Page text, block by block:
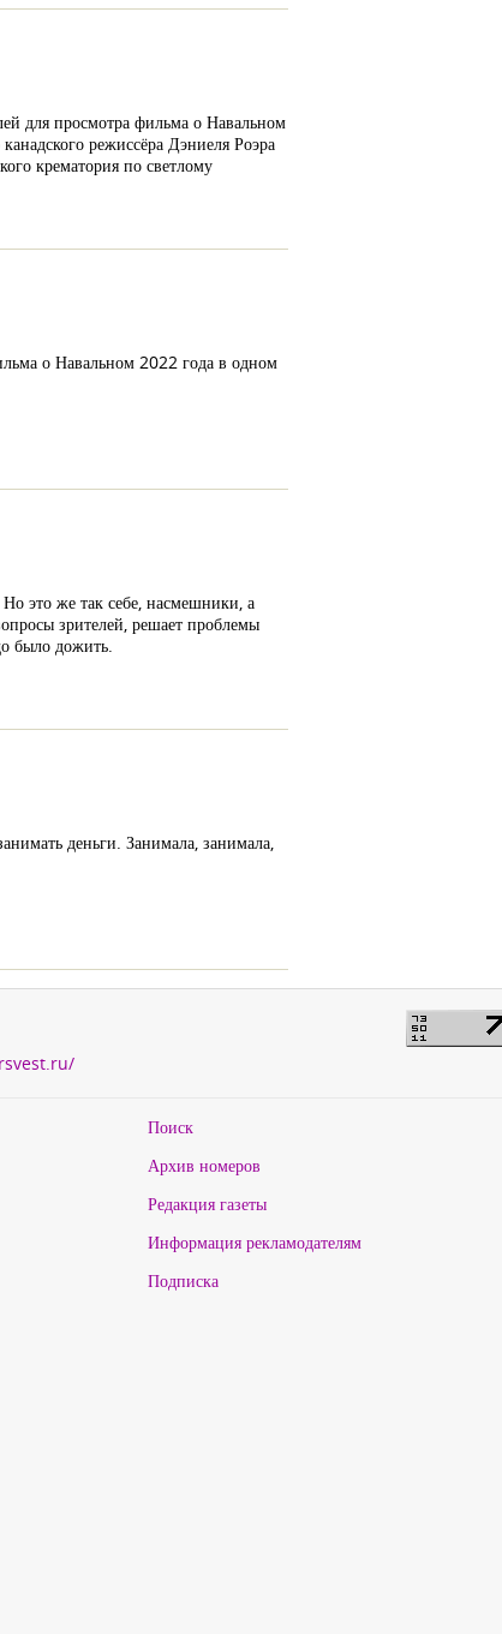
для просмотра фильма о Навальном
режиссёра Дэниеля Роэра
крематория по светлому
о Навальном 2022 года в одном
это же так себе, насмешники, а
зрителей, решает проблемы
было дожить.
деньги. Занимала, занимала,
Поиск
Архив номеров
Редакция газеты
Информация рекламодателям
Подписка